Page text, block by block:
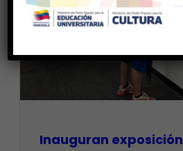
Inauguran exposición